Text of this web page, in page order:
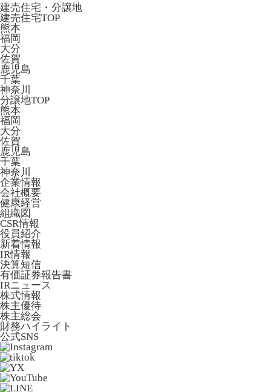
建売住宅・分譲地
建売住宅TOP
熊本
福岡
大分
佐賀
鹿児島
千葉
神奈川
分譲地TOP
熊本
福岡
大分
佐賀
鹿児島
千葉
神奈川
企業情報
会社概要
健康経営
組織図
CSR情報
役員紹介
新着情報
IR情報
決算短信
有価証券報告書
IRニュース
株式情報
株主優待
株主総会
財務ハイライト
公式SNS